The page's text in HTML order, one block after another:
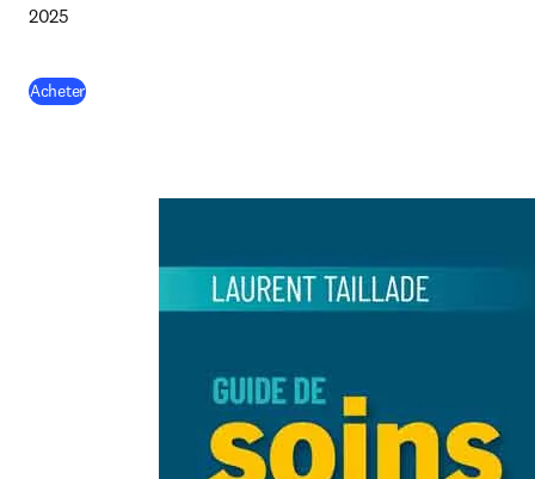
2025
Acheter(